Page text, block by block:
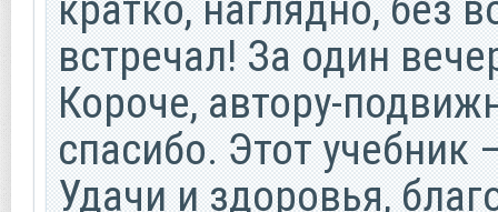
встречал! За один
Короче, автору-
спасибо. Этот учебник
Удачи и здоровья,